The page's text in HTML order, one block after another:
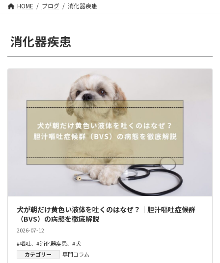
HOME ブログ 消化器疾患
消化器疾患
犬が朝だけ黄色い液体を吐くのはなぜ？｜胆汁嘔吐症候群
（BVS）の病態を徹底解説
2026-07-12
嘔吐、 消化器疾患、
犬
カテゴリー
専門コラム